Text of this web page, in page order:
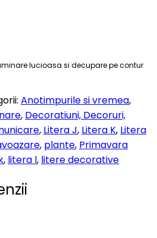
lucioasa si decupare pe contur
Anotimpurile si vremea,
, Decoratiuni, Decoruri,
, Litera J, Litera K, Litera
, plante, Primavara
, litera l, litere decorative